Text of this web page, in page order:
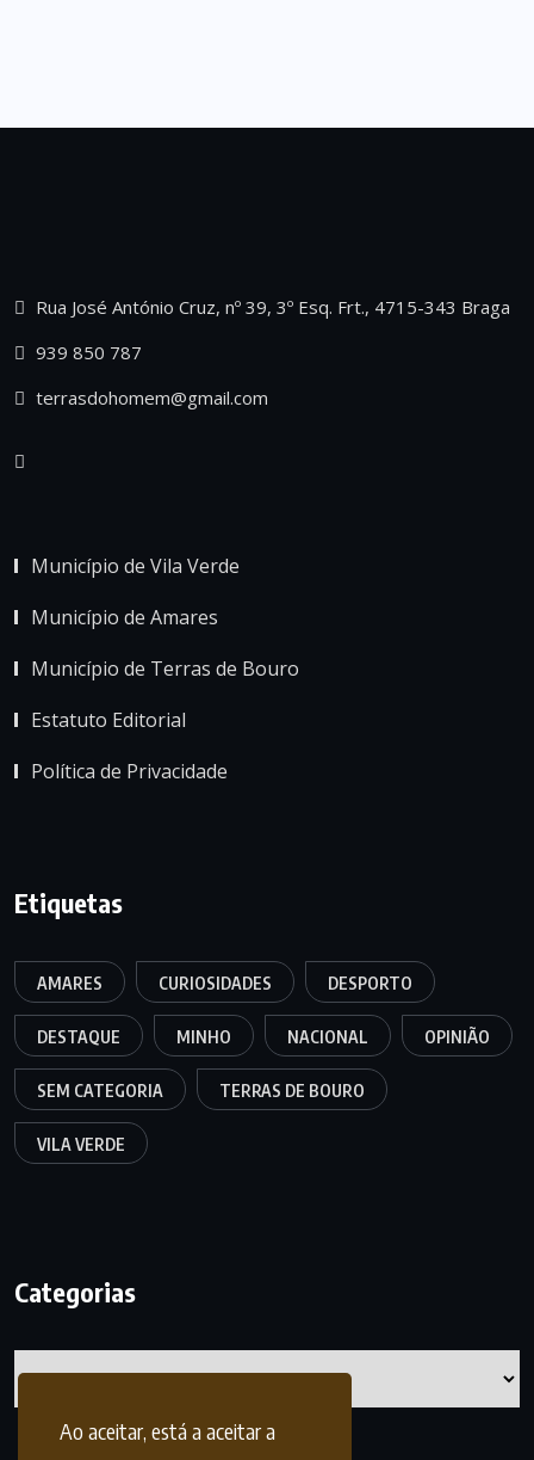
Ao aceitar, está a aceitar a
Rua José António Cruz, nº 39, 3º Esq. Frt., 4715-343 Braga
939 850 787
terrasdohomem@gmail.com
Município de Vila Verde
Município de Amares
Município de Terras de Bouro
Estatuto Editorial
Política de Privacidade
Etiquetas
AMARES CURIOSIDADES DESPORTO
DESTAQUE MINHO NACIONAL OPINIÃO
SEM CATEGORIA TERRAS DE BOURO
VILA VERDE
Categorias